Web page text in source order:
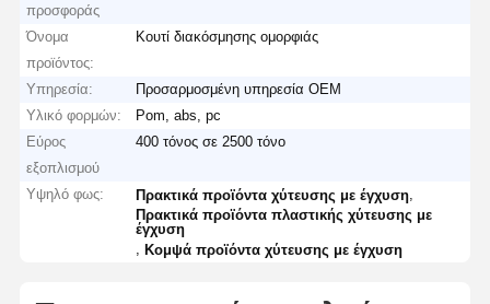
προσφοράς
Όνομα
προϊόντος:
Κουτί διακόσμησης ομορφιάς
Υπηρεσία:
Προσαρμοσμένη υπηρεσία OEM
Υλικό φορμών:
Pom, abs, pc
Εύρος
εξοπλισμού
400 τόνος σε 2500 τόνο
Υψηλό φως: Πρακτικά προϊόντα χύτευσης με έγχυση
Πρακτικά προϊόντα πλαστικής χύτευσης με
έγχυση
,Κομψά προϊόντα χύτευσης με έγχυση